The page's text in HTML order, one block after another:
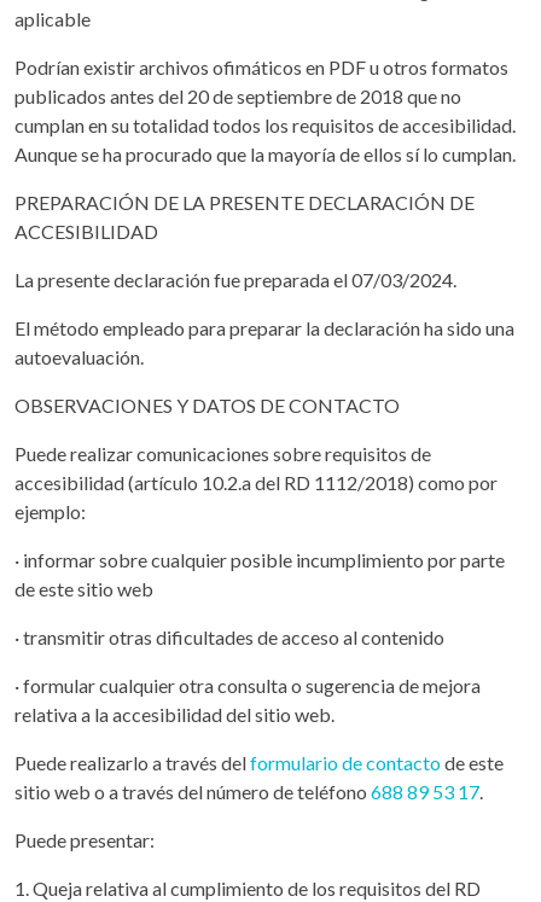
aplicable
Podrían existir archivos ofimáticos en PDF u otros formatos
publicados antes del 20 de septiembre de 2018 que no
cumplan en su totalidad todos los requisitos de accesibilidad.
Aunque se ha procurado que la mayoría de ellos sí lo cumplan.
PREPARACIÓN DE LA PRESENTE DECLARACIÓN DE
ACCESIBILIDAD
La presente declaración fue preparada el 07/03/2024.
El método empleado para preparar la declaración ha sido una
autoevaluación.
OBSERVACIONES Y DATOS DE CONTACTO
Puede realizar comunicaciones sobre requisitos de
accesibilidad (artículo 10.2.a del RD 1112/2018) como por
ejemplo:
· informar sobre cualquier posible incumplimiento por parte
de este sitio web
· transmitir otras dificultades de acceso al contenido
· formular cualquier otra consulta o sugerencia de mejora
relativa a la accesibilidad del sitio web.
Puede realizarlo a través delformulario de contactode este
sitio web o a través del número de teléfono 688 89 53 17.
Puede presentar:
1. Queja relativa al cumplimiento de los requisitos del RD